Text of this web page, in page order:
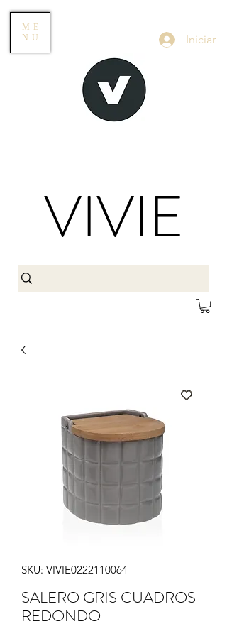
ME
NU
Iniciar
VIVIE
SKU: VIVIE0222110064
SALERO GRIS CUADROS
REDONDO